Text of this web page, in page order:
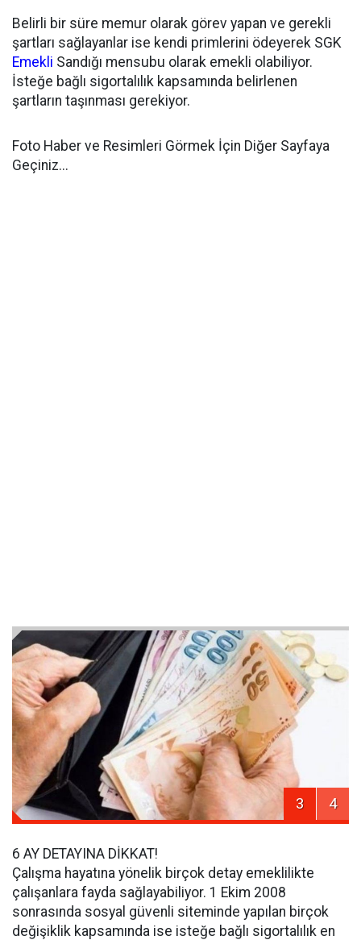
Belirli bir süre memur olarak görev yapan ve gerekli
şartları sağlayanlar ise kendi primlerini ödeyerek SGK
Emekli Sandığı mensubu olarak emekli olabiliyor.
İsteğe bağlı sigortalılık kapsamında belirlenen
şartların taşınması gerekiyor.
Foto Haber ve Resimleri Görmek İçin Diğer Sayfaya
Geçiniz...
3 4
6 AY DETAYINA DİKKAT!
Çalışma hayatına yönelik birçok detay emeklilikte
çalışanlara fayda sağlayabiliyor. 1 Ekim 2008
sonrasında sosyal güvenli siteminde yapılan birçok
değişiklik kapsamında ise isteğe bağlı sigortalılık en